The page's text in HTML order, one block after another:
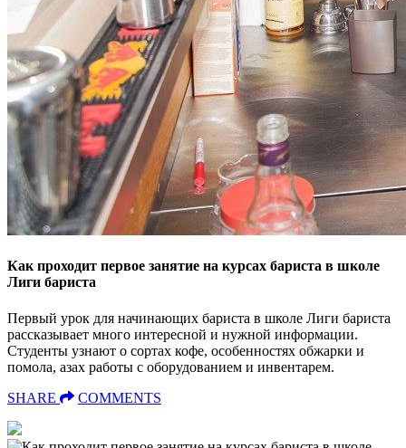
Как проходит первое занятие на курсах бариста в школе
Лиги бариста
Первый урок для начинающих бариста в школе Лиги бариста
рассказывает много интересной и нужной информации.
Студенты узнают о сортах кофе, особенностях обжарки и
помола, азах работы с оборудованием и инвентарем.
SHARE
COMMENTS